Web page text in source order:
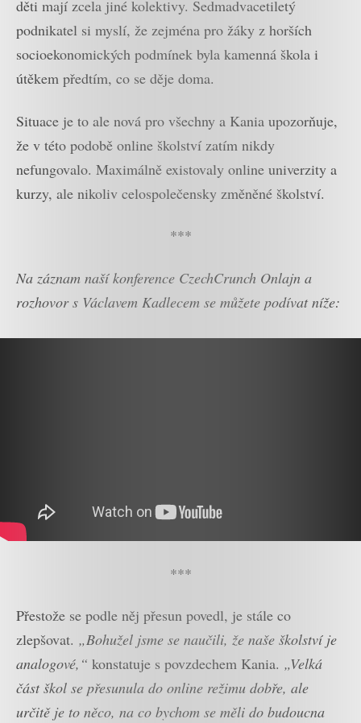
děti mají zcela jiné kolektivy. Sedmadvacetiletý
podnikatel si myslí, že zejména pro žáky z horších
socioekonomických podmínek byla kamenná škola i
útěkem předtím, co se děje doma.
Situace je to ale nová pro všechny a Kania upozorňuje,
že v této podobě online školství zatím nikdy
nefungovalo. Maximálně existovaly online univerzity a
kurzy, ale nikoliv celospolečensky změněné školství.
***
Na záznam naší konference CzechCrunch Onlajn a
rozhovor s Václavem Kadlecem se můžete podívat níže:
***
Přestože se podle něj přesun povedl, je stále co
zlepšovat. „Bohužel jsme se naučili, že naše školství je
analogové,“ konstatuje s povzdechem Kania. „Velká
část škol se přesunula do online režimu dobře, ale
určitě je to něco, na co bychom se měli do budoucna